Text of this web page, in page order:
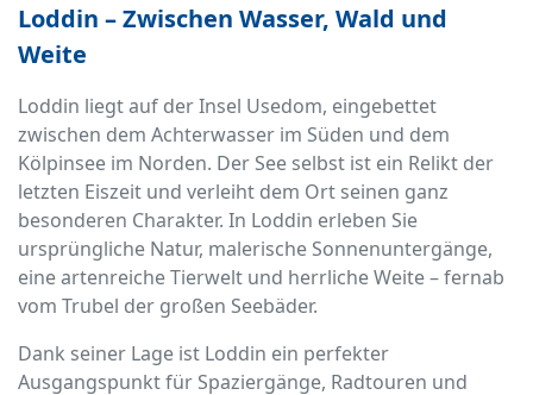
Loddin – Zwischen Wasser, Wald und
Weite
Loddin liegt auf der Insel Usedom, eingebettet
zwischen dem Achterwasser im Süden und dem
Kölpinsee im Norden. Der See selbst ist ein Relikt der
letzten Eiszeit und verleiht dem Ort seinen ganz
besonderen Charakter. In Loddin erleben Sie
ursprüngliche Natur, malerische Sonnenuntergänge,
eine artenreiche Tierwelt und herrliche Weite – fernab
vom Trubel der großen Seebäder.
Dank seiner Lage ist Loddin ein perfekter
Ausgangspunkt für Spaziergänge, Radtouren und